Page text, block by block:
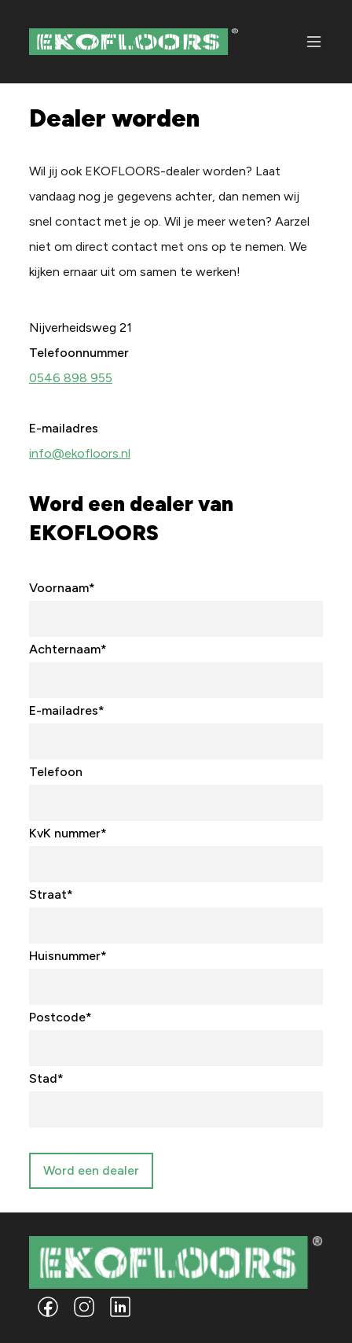
Dealer worden
Wil jij ook EKOFLOORS-dealer worden? Laat
vandaag nog je gegevens achter, dan nemen wij
snel contact met je op. Wil je meer weten? Aarzel
niet om direct contact met ons op te nemen. We
kijken ernaar uit om samen te werken!
Nijverheidsweg 21
Telefoonnummer
0546 898 955
E-mailadres
info@ekofloors.nl
Word een dealer van
EKOFLOORS
Voornaam*
Achternaam*
E-mailadres*
Telefoon
KvK nummer*
Straat*
Huisnummer*
Postcode*
Stad*
Word een dealer